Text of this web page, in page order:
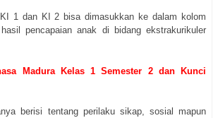
1 dan KI 2 bisa dimasukkan ke dalam kolom
pencapaian anak di bidang ekstrakurikuler
Madura Kelas 1 Semester 2 dan Kunci
berisi tentang perilaku sikap, sosial mapun